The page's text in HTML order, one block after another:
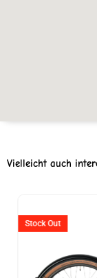
Vielleicht auch
Stock Out